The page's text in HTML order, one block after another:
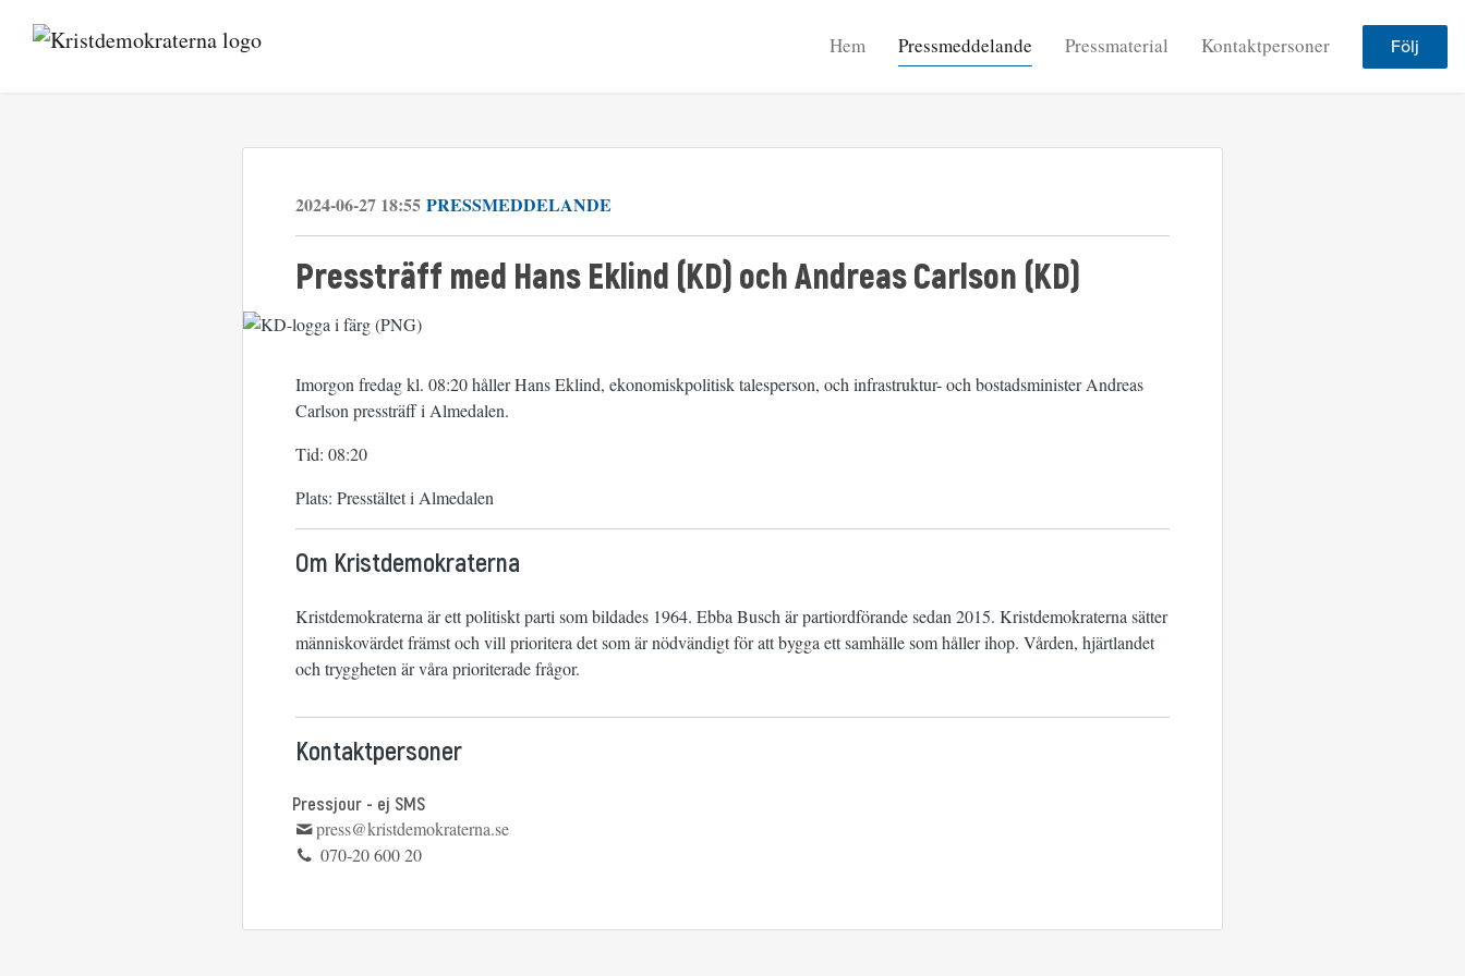
Hem Pressmeddelande Pressmaterial Kontaktpersoner Följ
2024-06-27 18:55 PRESSMEDDELANDE
Pressträff med Hans Eklind (KD) och Andreas Carlson (KD)
Imorgon fredag kl. 08:20 håller Hans Eklind, ekonomiskpolitisk talesperson, och infrastruktur- och bostadsminister Andreas
Carlson pressträff i Almedalen.
Tid: 08:20
Plats: Presstältet i Almedalen
Om Kristdemokraterna
Kristdemokraterna är ett politiskt parti som bildades 1964. Ebba Busch är partiordförande sedan 2015. Kristdemokraterna sätter
människovärdet främst och vill prioritera det som är nödvändigt för att bygga ett samhälle som håller ihop. Vården, hjärtlandet
och tryggheten är våra prioriterade frågor.
Kontaktpersoner
Pressjour - ej SMS
press@kristdemokraterna.se
070-20 600 20